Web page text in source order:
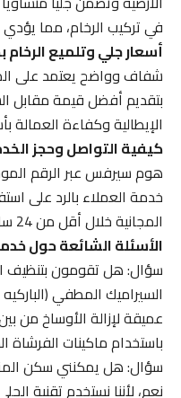
في تركيب الرخام، مما يؤدي
أسعار جلي وتلميع الرخام بجدة
شفاف وواضح يعتمد على
بتقديم أفضل قيمة مقابل
الإيطالية وكفاءة العمالة
كيفية التواصل وحجز الخدمة
هوم سيرفس عبر الرقم
خدمة العملاء بالرد على
المجانية خلال أقل من 24 ساعة.
الأسئلة الشائعة حول
سؤال: هل تقومون بتنظيف
السيراميك المطفي (الباركيه
عميقة لإزالة الأوساخ من
باستخدام ماكينات الفرشاة
سؤال: هل يمكنني سكن
نعم، لأننا نستخدم تقنية